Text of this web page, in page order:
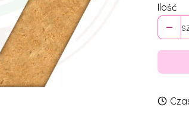
Ilość